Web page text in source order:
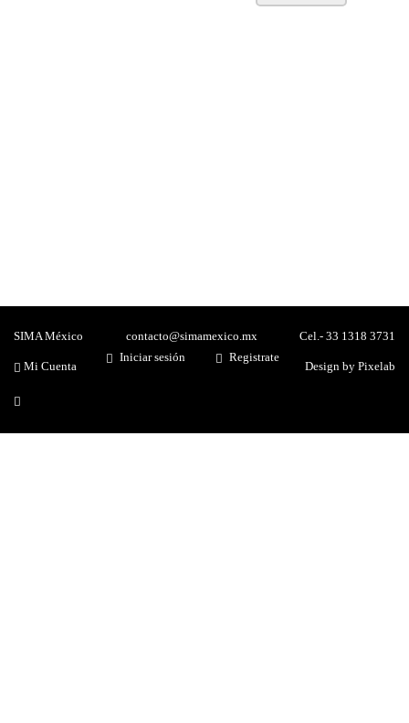
SIMA México contacto@simamexico.mx Cel.- 33 1318 3731
Mi Cuenta
Iniciar sesión Registrate
Design by Pixelab